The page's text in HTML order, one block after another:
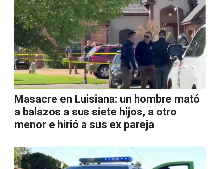
Masacre en Luisiana: un hombre mató
a balazos a sus siete hijos, a otro
menor e hirió a sus ex pareja